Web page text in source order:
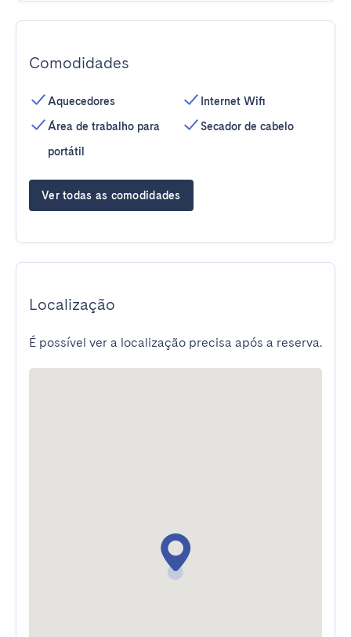
Comodidades
Aquecedores
Área de trabalho para
portátil
Internet Wifi
Secador de cabelo
Ver todas as comodidades
Localização
É possível ver a localização precisa após a reserva.